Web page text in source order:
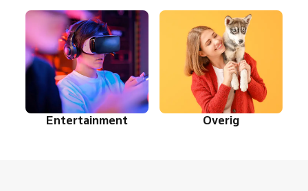
Entertainment Overig